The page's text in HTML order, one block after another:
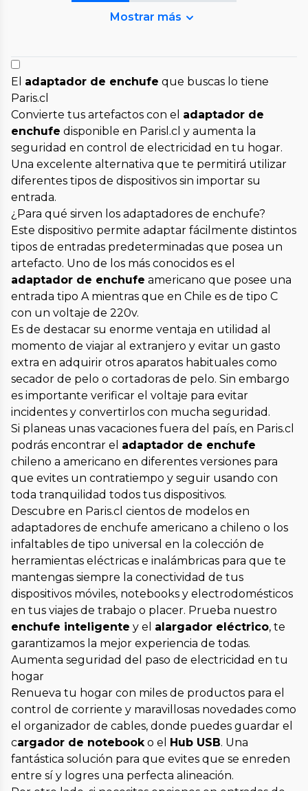
Mostrar más
El adaptador de enchufe que buscas lo tiene
Paris.cl
Convierte tus artefactos con el adaptador de
enchufe disponible en Parisl.cl y aumenta la
seguridad en control de electricidad en tu hogar.
Una excelente alternativa que te permitirá utilizar
diferentes tipos de dispositivos sin importar su
entrada.
¿Para qué sirven los adaptadores de enchufe?
Este dispositivo permite adaptar fácilmente distintos
tipos de entradas predeterminadas que posea un
artefacto. Uno de los más conocidos es el
adaptador de enchufe americano que posee una
entrada tipo A mientras que en Chile es de tipo C
con un voltaje de 220v.
Es de destacar su enorme ventaja en utilidad al
momento de viajar al extranjero y evitar un gasto
extra en adquirir otros aparatos habituales como
secador de pelo o cortadoras de pelo. Sin embargo
es importante verificar el voltaje para evitar
incidentes y convertirlos con mucha seguridad.
Si planeas unas vacaciones fuera del país, en Paris.cl
podrás encontrar el adaptador de enchufe
chileno a americano en diferentes versiones para
que evites un contratiempo y seguir usando con
toda tranquilidad todos tus dispositivos.
Descubre en Paris.cl cientos de modelos en
adaptadores de enchufe americano a chileno o los
infaltables de tipo universal en la colección de
herramientas eléctricas e inalámbricas para que te
mantengas siempre la conectividad de tus
dispositivos móviles, notebooks y electrodomésticos
en tus viajes de trabajo o placer. Prueba nuestro
enchufe inteligente y el alargador eléctrico, te
garantizamos la mejor experiencia de todas.
Aumenta seguridad del paso de electricidad en tu
hogar
Renueva tu hogar con miles de productos para el
control de corriente y maravillosas novedades como
el organizador de cables, donde puedes guardar el
cargador de notebooko el Hub USB. Una
fantástica solución para que evites que se enreden
entre sí y logres una perfecta alineación.